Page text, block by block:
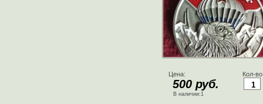
Цена:
500 руб.
В наличии:1
Кол-